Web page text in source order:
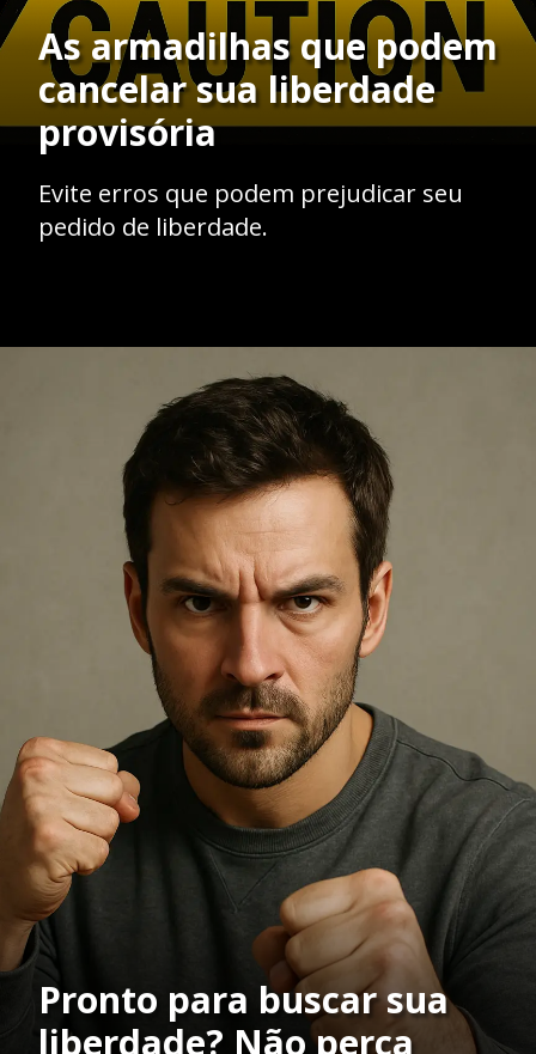
As armadilhas que podem
cancelar sua liberdade
provisória
Evite erros que podem prejudicar seu
pedido de liberdade.
https://ademilsoncs.adv.br/
Pronto para buscar sua
liberdade? Não perca